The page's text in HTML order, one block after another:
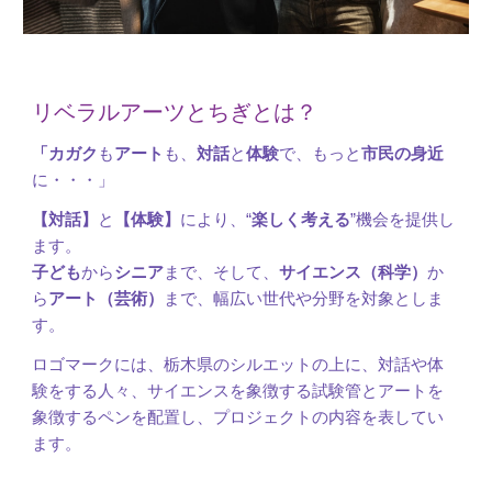
リベラルアーツとちぎとは？
「カガク もアート も、対話と体験で、もっと市民の身近
に・・・」
【対話】 と 【体験】 により、“楽しく考える”機会を提供し
ます。
子どもからシニアまで、そして、サイエンス（科学）か
らアート（芸術）
まで、幅広い世代や分野を対象としま
す。
ロゴマークには、栃木県のシルエットの上に、対話や体
験をする人々、サイエンスを象徴する試験管とアートを
象徴するペンを配置し、プロジェクトの内容を表してい
ます。